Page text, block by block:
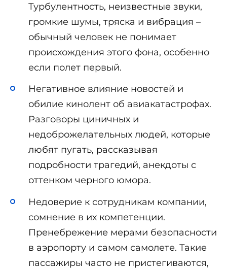
Турбулентность, неизвестные звуки,
громкие шумы, тряска и вибрация –
обычный человек не понимает
происхождения этого фона, особенно
если полет первый.
Негативное влияние новостей и
обилие кинолент об авиакатастрофах.
Разговоры циничных и
недоброжелательных людей, которые
любят пугать, рассказывая
подробности трагедий, анекдоты с
оттенком черного юмора.
Недоверие к сотрудникам компании,
сомнение в их компетенции.
Пренебрежение мерами безопасности
в аэропорту и самом самолете. Такие
пассажиры часто не пристегиваются,